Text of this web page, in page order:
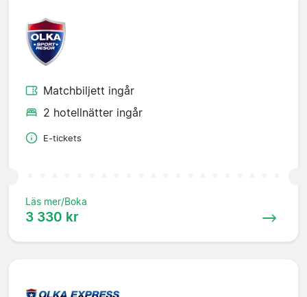
Matchbiljett ingår
2 hotellnätter ingår
E-tickets
Läs mer/Boka
3 330 kr